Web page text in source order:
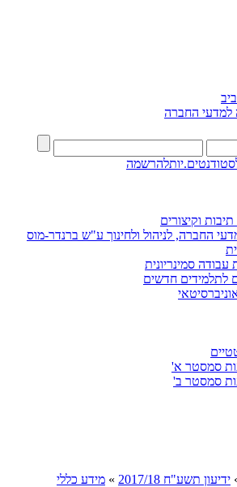
למדעי החברה
להרשמה
וקיצורים
החברה, לניהול ולחינוך ע"ש ברנדר-מוס
סמינריונית
לתלמידים חדשים
סמסטר א'
סמסטר ב'
ידיעון תשע"ח 2017/18 » מידע כללי